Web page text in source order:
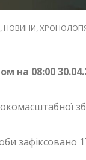
, НОВИНИ,
на 08:00
зафіксовано